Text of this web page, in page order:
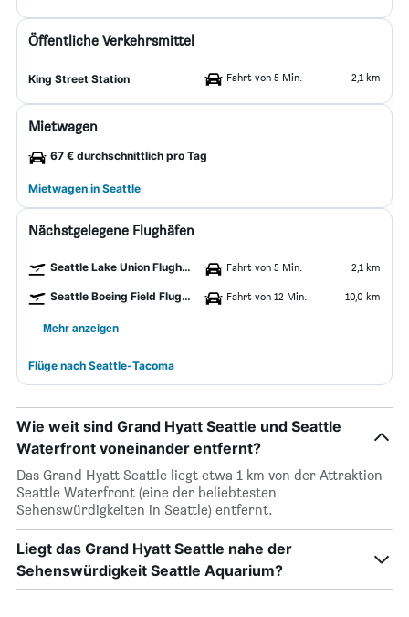
Öffentliche Verkehrsmittel
King Street Station Fahrt von 5 Min. 2,1 km
Mietwagen
67 € durchschnittlich pro Tag
Mietwagen in Seattle
Nächstgelegene Flughäfen
Seattle Lake Union Flughafen Fahrt von 5 Min. 2,1 km
Seattle Boeing Field Flughafen Fahrt von 12 Min. 10,0 km
Mehr anzeigen
Flüge nach Seattle-Tacoma
Wie weit sind Grand Hyatt Seattle und Seattle
Waterfront voneinander entfernt?
Das Grand Hyatt Seattle liegt etwa 1 km von der Attraktion
Seattle Waterfront (eine der beliebtesten
Sehenswürdigkeiten in Seattle) entfernt.
Liegt das Grand Hyatt Seattle nahe der
Sehenswürdigkeit Seattle Aquarium?